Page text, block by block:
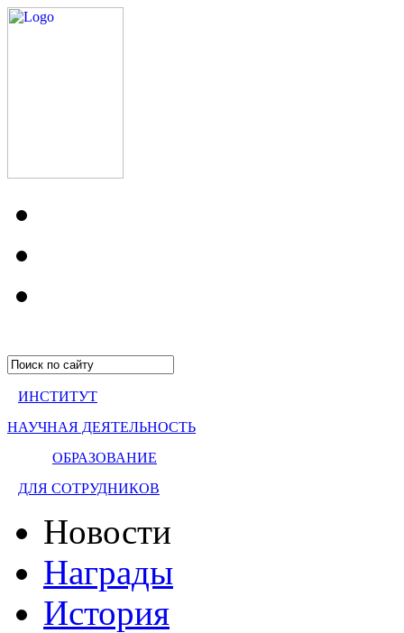
ИНСТИТУТ
НАУЧНАЯ ДЕЯТЕЛЬНОСТЬ
ОБРАЗОВАНИЕ
ДЛЯ СОТРУДНИКОВ
Новости
Награды
История